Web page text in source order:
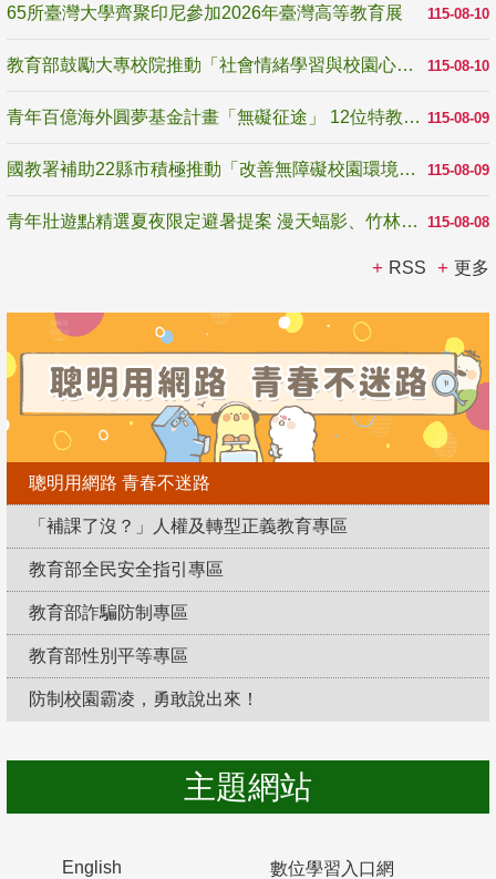
115-08-10
65所臺灣大學齊聚印尼參加2026年臺灣高等教育展
115-08-10
教育部鼓勵大專校院推動「社會情緒學習與校園心理健康促進計畫」 培育校園「心」韌性
115-08-09
青年百億海外圓夢基金計畫「無礙征途」 12位特教與弱勢青年勇闖西班牙 跨越感官限制見證生命蛻變
115-08-09
國教署補助22縣市積極推動「改善無障礙校園環境計畫」 打造友善、安全、無礙學習空間
115-08-08
青年壯遊點精選夏夜限定避暑提案 漫天蝠影、竹林尋蛙、茶香夜觀 邀青年暮色出發
RSS 更多
聰明用網路 青春不迷路
「補課了沒？」人權及轉型正義教育專區
教育部全民安全指引專區
教育部詐騙防制專區
教育部性別平等專區
防制校園霸凌，勇敢說出來！
主題網站
English 數位學習入口網